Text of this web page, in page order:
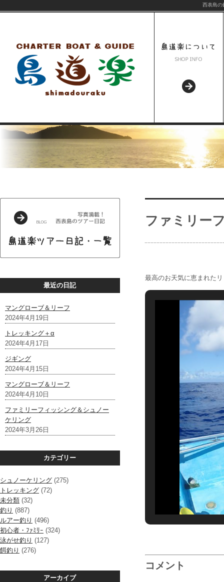
西表島の
最近の日記
マングローブ＆リーフ
2024年4月19日
トレッキング＋α
2024年4月17日
ジギング
2024年4月15日
マングローブ＆リーフ
2024年4月10日
ファミリーフィッシング＆シュノー
ケリング
2024年3月26日
カテゴリー
シュノーケリング (275)
トレッキング (72)
未分類 (32)
釣り (887)
ルアー釣り (496)
初心者・ﾌｧﾐﾘｰ (324)
泳がせ釣り (127)
餌釣り (276)
アーカイブ
ファミリー
最高のお天気に恵まれた
コメント